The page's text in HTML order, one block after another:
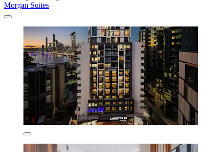
Morgan Suites